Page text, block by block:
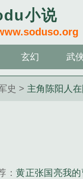
小说
玄幻 武
史 > 主角陈阳人
：黄正张国亮我